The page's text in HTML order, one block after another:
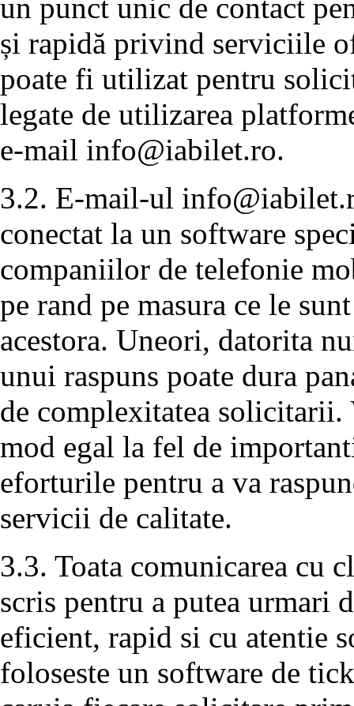
un punct unic de contact
și rapidă privind serviciile
poate fi utilizat pentru
legate de utilizarea
e-mail info@iabilet.ro.
3.2. E-mail-ul
conectat la un software
companiilor de telefonie
pe rand pe masura ce le
acestora. Uneori, datorita
unui raspuns poate dura
de complexitatea
mod egal la fel de
eforturile pentru a va
servicii de calitate.
3.3. Toata comunicarea cu
scris pentru a putea urmari
eficient, rapid si cu atentie
foloseste un software de